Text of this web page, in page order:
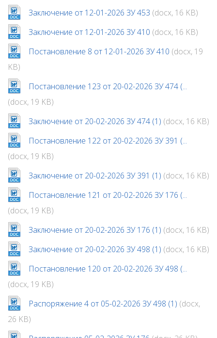
Заключение от 12-01-2026 ЗУ 453 (docx, 16 KB)
Заключение от 12-01-2026 ЗУ 410 (docx, 16 KB)
Постановление 8 от 12-01-2026 ЗУ 410 (docx, 19
KB)
Постановление 123 от 20-02-2026 ЗУ 474 (...
(docx, 19 KB)
Заключение от 20-02-2026 ЗУ 474 (1) (docx, 16 KB)
Постановление 122 от 20-02-2026 ЗУ 391 (...
(docx, 19 KB)
Заключение от 20-02-2026 ЗУ 391 (1) (docx, 16 KB)
Постановление 121 от 20-02-2026 ЗУ 176 (...
(docx, 19 KB)
Заключение от 20-02-2026 ЗУ 176 (1) (docx, 16 KB)
Заключение от 20-02-2026 ЗУ 498 (1) (docx, 16 KB)
Постановление 120 от 20-02-2026 ЗУ 498 (...
(docx, 19 KB)
Распоряжение 4 от 05-02-2026 ЗУ 498 (1) (docx,
26 KB)